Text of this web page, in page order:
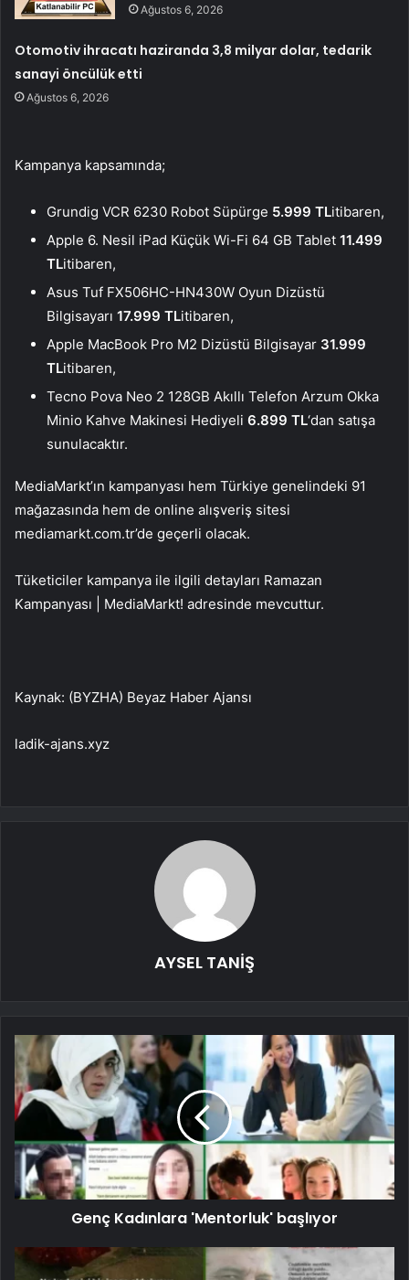
Ağustos 6, 2026
Otomotiv ihracatı haziranda 3,8 milyar dolar, tedarik
sanayi öncülük etti
Ağustos 6, 2026
Kampanya kapsamında;
Grundig VCR 6230 Robot Süpürge 5.999 TLitibaren,
Apple 6. Nesil iPad Küçük Wi-Fi 64 GB Tablet 11.499
TLitibaren,
Asus Tuf FX506HC-HN430W Oyun Dizüstü
Bilgisayarı 17.999 TLitibaren,
Apple MacBook Pro M2 Dizüstü Bilgisayar 31.999
TLitibaren,
Tecno Pova Neo 2 128GB Akıllı Telefon Arzum Okka
Minio Kahve Makinesi Hediyeli 6.899 TL‘dan satışa
sunulacaktır.
MediaMarkt’ın kampanyası hem Türkiye genelindeki 91
mağazasında hem de online alışveriş sitesi
mediamarkt.com.tr’de geçerli olacak.
Tüketiciler kampanya ile ilgili detayları Ramazan
Kampanyası | MediaMarkt! adresinde mevcuttur.
Kaynak: (BYZHA) Beyaz Haber Ajansı
ladik-ajans.xyz
AYSEL TANİŞ
Genç Kadınlara 'Mentorluk' başlıyor